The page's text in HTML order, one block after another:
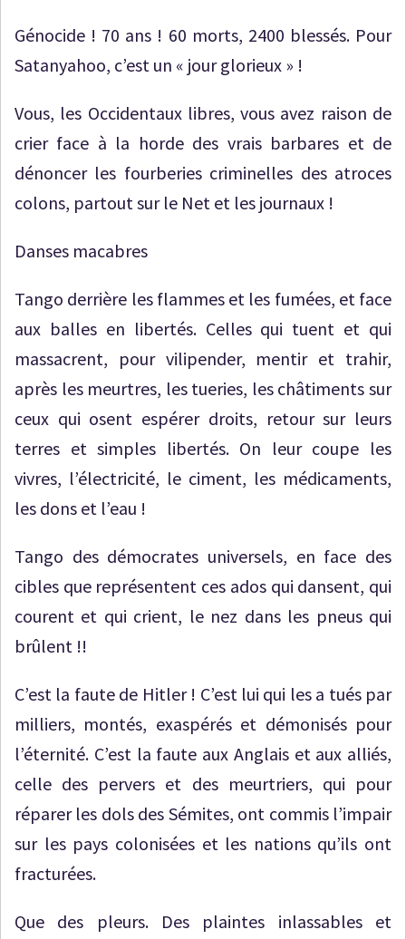
Génocide ! 70 ans ! 60 morts, 2400 blessés. Pour
Satanyahoo, c’est un « jour glorieux » !
Vous, les Occidentaux libres, vous avez raison de
crier face à la horde des vrais barbares et de
dénoncer les fourberies criminelles des atroces
colons, partout sur le Net et les journaux !
Danses macabres
Tango derrière les flammes et les fumées, et face
aux balles en libertés. Celles qui tuent et qui
massacrent, pour vilipender, mentir et trahir,
après les meurtres, les tueries, les châtiments sur
ceux qui osent espérer droits, retour sur leurs
terres et simples libertés. On leur coupe les
vivres, l’électricité, le ciment, les médicaments,
les dons et l’eau !
Tango des démocrates universels, en face des
cibles que représentent ces ados qui dansent, qui
courent et qui crient, le nez dans les pneus qui
brûlent !!
C’est la faute de Hitler ! C’est lui qui les a tués par
milliers, montés, exaspérés et démonisés pour
l’éternité. C’est la faute aux Anglais et aux alliés,
celle des pervers et des meurtriers, qui pour
réparer les dols des Sémites, ont commis l’impair
sur les pays colonisées et les nations qu’ils ont
fracturées.
Que des pleurs. Des plaintes inlassables et